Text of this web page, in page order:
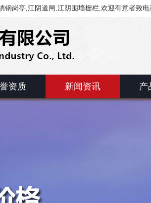
岗亭,江阴道闸,江阴围墙栅栏,欢迎有意者致
资质 新闻资讯 产